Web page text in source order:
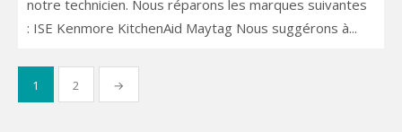
notre technicien. Nous réparons les marques suivantes
: ISE Kenmore KitchenAid Maytag Nous suggérons à...
Pagination
des
1 2 →